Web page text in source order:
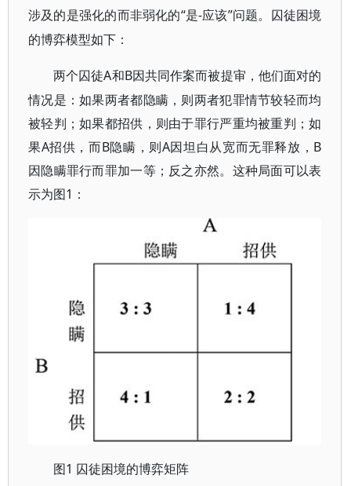
涉及的是强化的而非弱化的“是-应该”问题。囚徒困境
的博弈模型如下：
两个囚徒A和B因共同作案而被提审，他们面对的
情况是：如果两者都隐瞒，则两者犯罪情节较轻而均
被轻判；如果都招供，则由于罪行严重均被重判；如
果A招供，而B隐瞒，则A因坦白从宽而无罪释放，B
因隐瞒罪行而罪加一等；反之亦然。这种局面可以表
示为图1：
图 1 囚徒困境的博弈矩阵